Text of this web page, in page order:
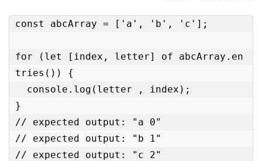
const abcArray = ['a', 'b', 'c'];
for (let [index, letter] of abcArray.en
tries()) {
}
// expected output: "a 0"
// expected output: "b 1"
// expected output: "c 2"